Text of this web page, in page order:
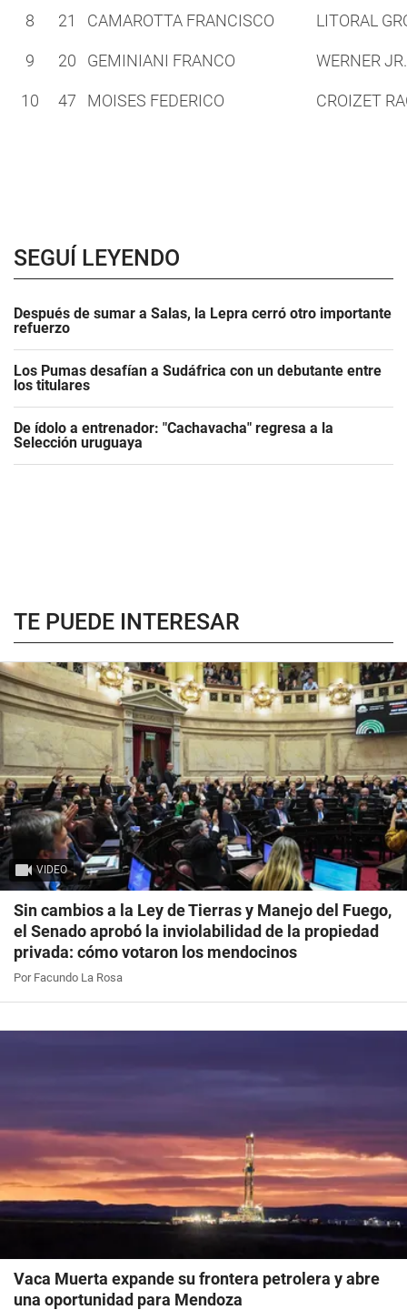
8 21 CAMAROTTA FRANCISCO LITORAL
9 20 GEMINIANI FRANCO WERNER JR.
10 47 MOISES FEDERICO CROIZET
SEGUÍ LEYENDO
Después de sumar a Salas, la Lepra cerró otro importante
refuerzo
Los Pumas desafían a Sudáfrica con un debutante entre
los titulares
De ídolo a entrenador: "Cachavacha" regresa a la
Selección uruguaya
TE PUEDE INTERESAR
VIDEO
Sin cambios a la Ley de Tierras y Manejo del Fuego,
el Senado aprobó la inviolabilidad de la propiedad
privada: cómo votaron los mendocinos
Por Facundo La Rosa
Vaca Muerta expande su frontera petrolera y abre
una oportunidad para Mendoza